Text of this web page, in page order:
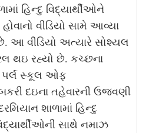
હિન્દુ વિદ્યાર્થીઓને
વીડિયો સામે આવ્યા
આ વીડિયો અત્યારે સોશ્યલ
થઇ રહ્યો છે. કચ્છના
પર્લ સ્કૂલ ઓફ
દઇના તહેવારની ઉજવણી
શાળામાં હિન્દુ
સાથે નમાઝ